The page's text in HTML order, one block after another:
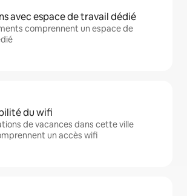
avec espace de travail dédié
comprennent un espace de
du wifi
de vacances dans cette ville
un accès wifi